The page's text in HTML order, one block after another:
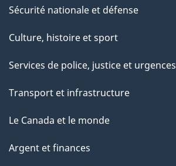
Sécurité nationale et défense
Culture, histoire et sport
Services de police, justice et urgences
Transport et infrastructure
Le Canada et le monde
Argent et finances